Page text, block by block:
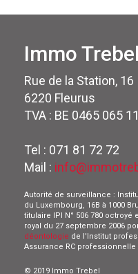
Immo Trebel
Rue de la Station, 16
6220 Fleurus
TVA : BE 0465 065
Tel : 071 81 72 72
Mail :
Autorité de surveillance :
du Luxembourg, 16B à 1000
titulaire IPI N° 506 780 octroyé
royal du 27 septembre 2006
déontologie de l'Institut
Assurance RC
© 2019 Immo Trebel